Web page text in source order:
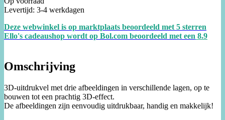
Levertijd: 3-4 werkdagen
Deze webwinkel is op marktplaats beoordeeld met 5 sterren
Ello's cadeaushop wordt op Bol.com beoordeeld met een 8.9
Omschrijving
3D-uitdrukvel met drie afbeeldingen in verschillende lagen, op te
bouwen tot een prachtig 3D-effect.
De afbeeldingen zijn eenvoudig uitdrukbaar, handig en makkelijk!